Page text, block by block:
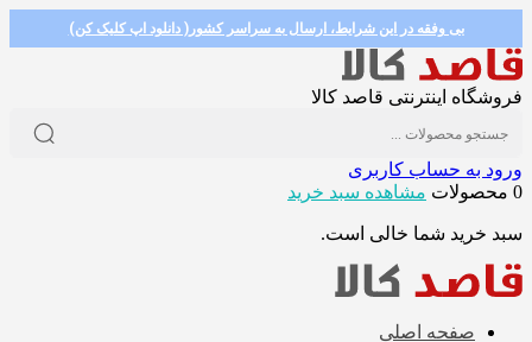
بی وفقه در این شرایط، ارسال به سراسر کشور( دانلود اپ کلیک کن)
فروشگاه اینترنتی قاصد کالا
ورود به حساب کاربری
0 محصولات
مشاهده سبد خرید
سبد خرید شما خالی است.
صفحه اصلی